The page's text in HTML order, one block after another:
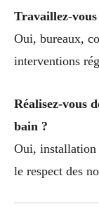
Travaillez-
Oui, bureaux,
interventions
Réalisez-vous
bain ?
Oui, installation
le respect des